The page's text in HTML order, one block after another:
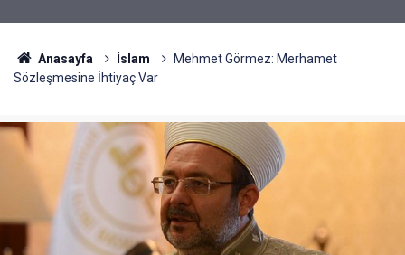
Anasayfa İslam
Mehmet Görmez: Merhamet
Sözleşmesine İhtiyaç Var